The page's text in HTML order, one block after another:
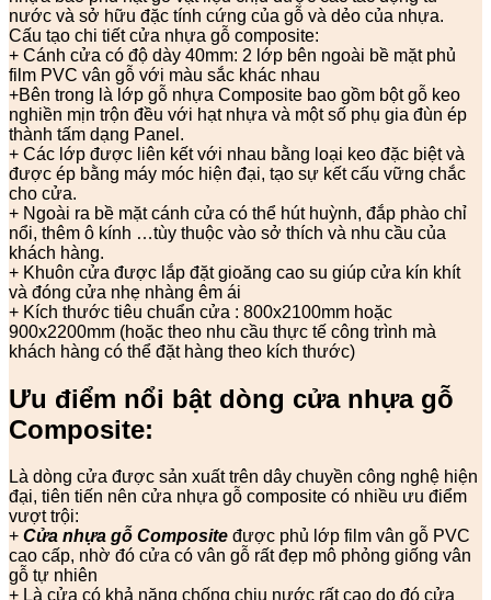
nước và sở hữu đặc tính cứng của gỗ và dẻo của nhựa.
Cấu tạo chi tiết cửa nhựa gỗ composite:
+ Cánh cửa có độ dày 40mm: 2 lớp bên ngoài bề mặt phủ
film PVC vân gỗ với màu sắc khác nhau
+Bên trong là lớp gỗ nhựa Composite bao gồm bột gỗ keo
nghiền mịn trộn đều với hạt nhựa và một số phụ gia đùn ép
thành tấm dạng Panel.
+ Các lớp được liên kết với nhau bằng loại keo đặc biệt và
được ép bằng máy móc hiện đại, tạo sự kết cấu vững chắc
cho cửa.
+ Ngoài ra bề mặt cánh cửa có thể hút huỳnh, đắp phào chỉ
nổi, thêm ô kính …tùy thuộc vào sở thích và nhu cầu của
khách hàng.
+ Khuôn cửa được lắp đặt gioăng cao su giúp cửa kín khít
và đóng cửa nhẹ nhàng êm ái
+ Kích thước tiêu chuẩn cửa : 800x2100mm hoặc
900x2200mm (hoặc theo nhu cầu thực tế công trình mà
khách hàng có thể đặt hàng theo kích thước)
Ưu điểm nổi bật dòng cửa nhựa gỗ
Composite:
Là dòng cửa được sản xuất trên dây chuyền công nghệ hiện
đại, tiên tiến nên cửa nhựa gỗ composite có nhiều ưu điểm
vượt trội:
+ Cửa nhựa gỗ Composite được phủ lớp film vân gỗ PVC
cao cấp, nhờ đó cửa có vân gỗ rất đẹp mô phỏng giống vân
gỗ tự nhiên
+ Là cửa có khả năng chống chịu nước rất cao do đó cửa